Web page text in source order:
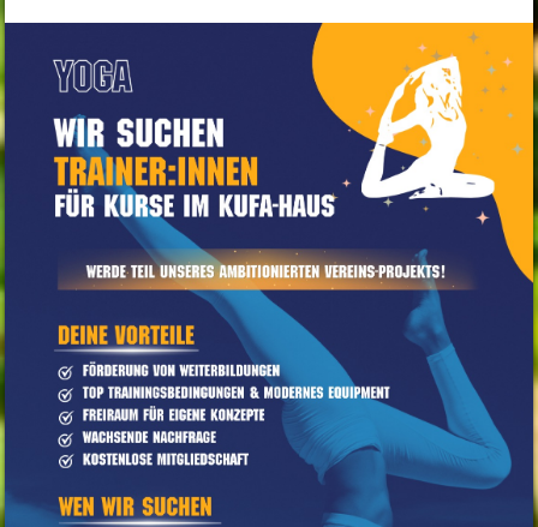
Post navigation